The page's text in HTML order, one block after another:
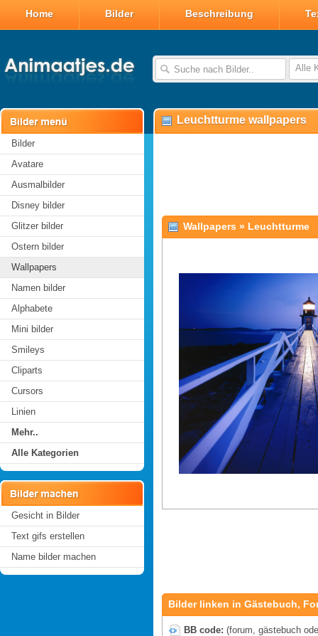
Home Bilder Beschreibung
Alle
Bilder
Avatare
Ausmalbilder
Disney bilder
Glitzer bilder
Ostern bilder
Wallpapers
Namen bilder
Alphabete
Mini bilder
Smileys
Cliparts
Cursors
Linien
Mehr..
Alle Kategorien
Gesicht in Bilder
Text gifs erstellen
Name bilder machen
Leuchtturme wallpapers
Wallpapers » Leuchtturme
Bilder linken in Gästebuch,
BB code: (forum, gästebuch